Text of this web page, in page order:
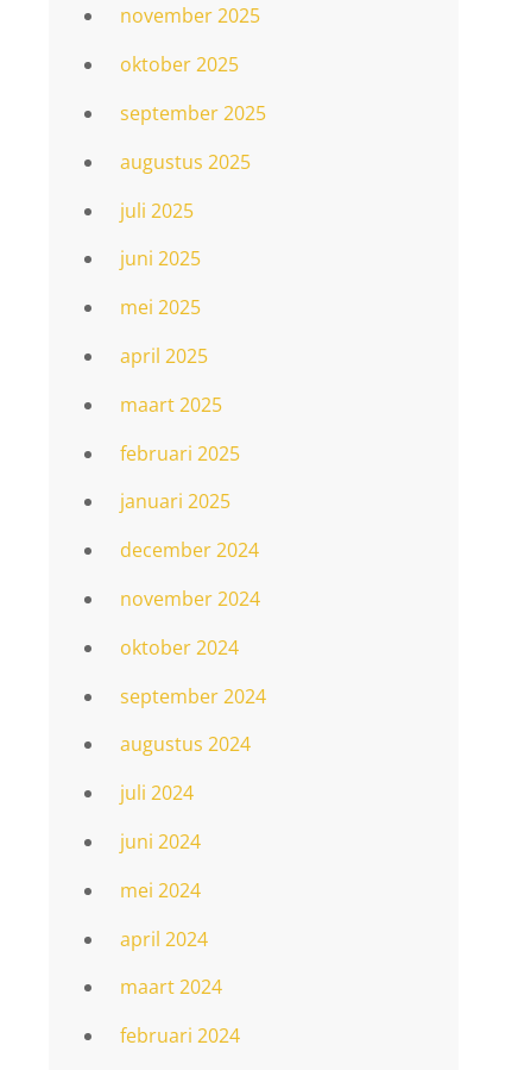
november 2025
oktober 2025
september 2025
augustus 2025
juli 2025
juni 2025
mei 2025
april 2025
maart 2025
februari 2025
januari 2025
december 2024
november 2024
oktober 2024
september 2024
augustus 2024
juli 2024
juni 2024
mei 2024
april 2024
maart 2024
februari 2024